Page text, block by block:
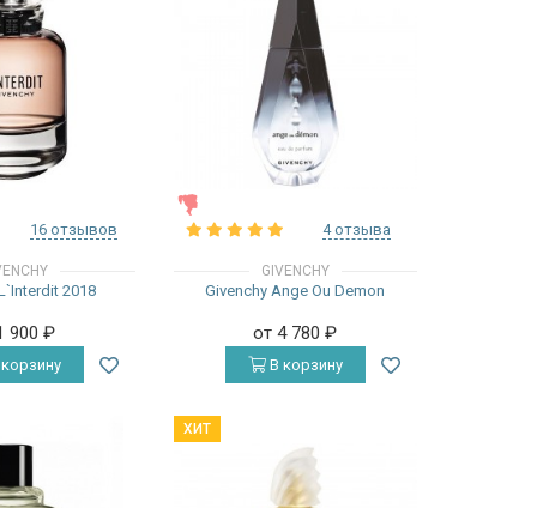
16 отзывов
2018
900₽
4 отзыва
GIVENCHY
Givenchy Ange Ou Demon
от 4 780₽
В корзину
ХИТ